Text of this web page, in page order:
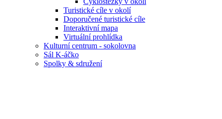
Turistické cíle v okolí
Doporučené turistické cíle
Interaktivní mapa
Virtuální prohlídka
Kulturní centrum - sokolovna
Sál K-áčko
Spolky & sdružení